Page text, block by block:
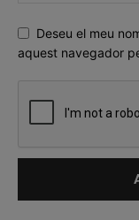
Deseu el meu
aquest navegador